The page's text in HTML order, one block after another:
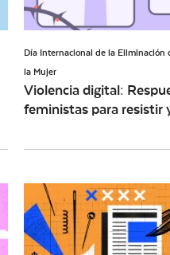
Día Internacional de la Eliminación
la Mujer
Violencia digital:
feministas para resistir